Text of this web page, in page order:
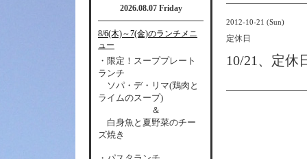
2012-10-21 (Sun)
定休日
10/21、定休
2026.08.07 Friday
8/6(木)～7(金)のランチメニ
ュー
・限定！スーププレート
ランチ
ソパ・デ・リマ(鶏肉と
ライムのスープ)
＆
白身魚と夏野菜のチー
ズ焼き